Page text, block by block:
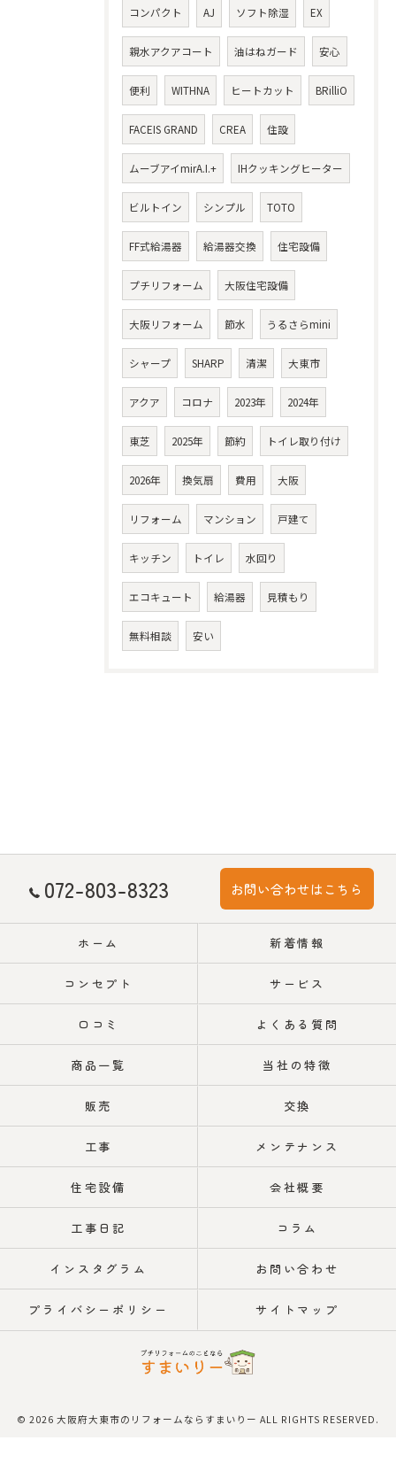
コンパクト AJ ソフト除湿 EX
親水アクアコート 油はねガード 安心
便利 WITHNA ヒートカット BRilliO
FACEIS GRAND CREA 住設
ムーブアイmirA.I.+ IHクッキングヒーター
ビルトイン シンプル TOTO
FF式給湯器 給湯器交換 住宅設備
プチリフォーム 大阪住宅設備
大阪リフォーム 節水 うるさらmini
シャープ SHARP 清潔 大東市
アクア コロナ 2023年 2024年
東芝 2025年 節約 トイレ取り付け
2026年 換気扇 費用 大阪
リフォーム マンション 戸建て
キッチン トイレ 水回り
エコキュート 給湯器 見積もり
無料相談 安い
072-803-8323 お問い合わせはこちら
ホーム 新着情報
コンセプト サービス
口コミ よくある質問
商品一覧 当社の特徴
販売 交換
工事 メンテナンス
住宅設備 会社概要
工事日記 コラム
インスタグラム お問い合わせ
プライバシーポリシー サイトマップ
© 2026 大阪府大東市のリフォームならすまいりー ALL RIGHTS RESERVED.